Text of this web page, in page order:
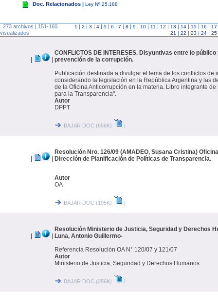
Doc. Relacionados | Ley Nº 25.188
273 archivos | 151-160
visualizados
1 | 2 | 3 | 4 | 5 | 6 | 7 | 8 | 9 | 10 | 11 | 12 | 13 | 14 | 15 | 16 | 17
21 | 22 | 23 | 24 | 25
CONFLICTOS DE INTERESES. Disyuntivas entre lo
prevención de la corrupción.
Publicación destinada a divulgar el tema de los conflictos de
considerando la legislación en la República Argentina y las
de la Oficina Anticorrupción en la materia. Libro integrante de
para la Transparencia".
Autor
DPPT
BAJAR DOC (656K) |
Resolución Nro. 126/09 (AMADEO, Susana Cristina)
Dirección de Planificación de Políticas de Transparencia.
Autor
OA
BAJAR DOC (195K) |
Resolución Ministerio de Justicia, Seguridad y Derechos
Luna, Antonio Guillermo-
Referencia Resolución OA N° 120/07 y 121/07
Autor
Ministerio de Justicia, Seguridad y Derechos Humanos
BAJAR DOC (256K) |